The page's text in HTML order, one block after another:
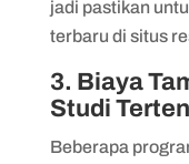
jadi pastikan
terbaru di situs
3. Biaya
Studi
Beberapa